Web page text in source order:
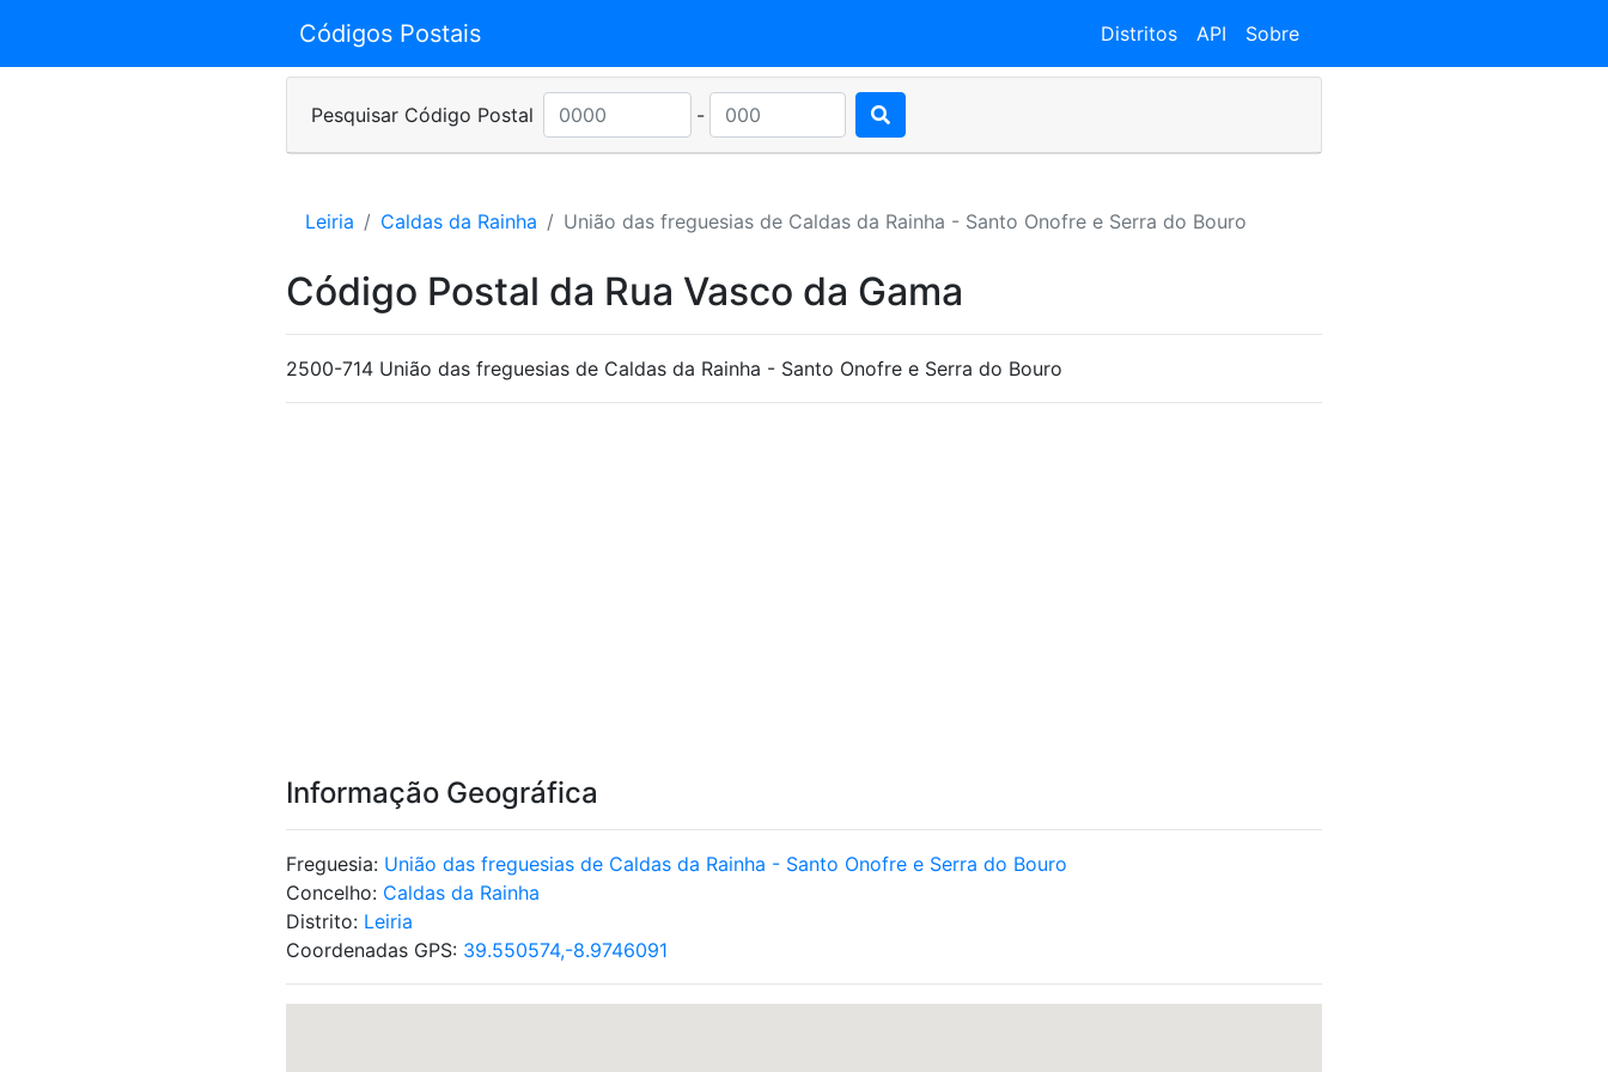
Códigos Postais Distritos API Sobre
Pesquisar Código Postal -
Leiria Caldas da Rainha União das freguesias de Caldas da Rainha - Santo Onofre e Serra do Bouro
Código Postal da Rua Vasco da Gama
2500-714 União das freguesias de Caldas da Rainha - Santo Onofre e Serra do Bouro
Informação Geográfica
Freguesia: União das freguesias de Caldas da Rainha - Santo Onofre e Serra do Bouro
Concelho: Caldas da Rainha
Distrito: Leiria
Coordenadas GPS: 39.550574,-8.9746091